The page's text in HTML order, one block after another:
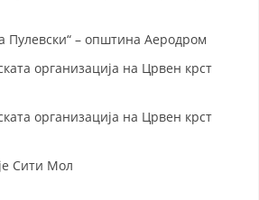
СОРАБОТКА
НА СЛУЖБАТА ЗА БАРАЊЕ
Пулевски“ – општина Аеродром
организација на Црвен крст
организација на Црвен крст
Сити Мол